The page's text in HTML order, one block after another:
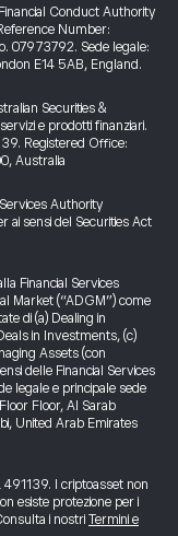
Conduct Authority
Number:
07973792. Sede legale:
E14 5AB, England.
Securities &
e prodotti finanziari.
Registered Office:
Australia
Authority
ai sensi del Securities Act
Financial Services
Market (“ADGM”) come
di (a) Dealing in
in Investments, (c)
Assets (con
delle Financial Services
legale e principale sede
Floor, Al Sarab
United Arab Emirates
I criptoasset non
esiste protezione per i
i nostri Termini e